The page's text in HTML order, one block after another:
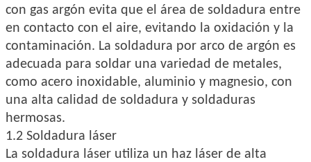
con gas argón evita que el área de soldadura entre
en contacto con el aire, evitando la oxidación y la
contaminación. La soldadura por arco de argón es
adecuada para soldar una variedad de metales,
como acero inoxidable, aluminio y magnesio, con
una alta calidad de soldadura y soldaduras
hermosas.
1.2 Soldadura láser
La soldadura láser utiliza un haz láser de alta